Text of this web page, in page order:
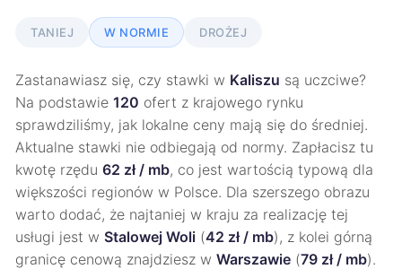
TANIEJ W NORMIE DROŻEJ
Zastanawiasz się, czy stawki w Kaliszu są uczciwe?
Na podstawie 120 ofert z krajowego rynku
sprawdziliśmy, jak lokalne ceny mają się do średniej.
Aktualne stawki nie odbiegają od normy. Zapłacisz tu
kwotę rzędu 62 zł / mb, co jest wartością typową dla
większości regionów w Polsce. Dla szerszego obrazu
warto dodać, że najtaniej w kraju za realizację tej
usługi jest w Stalowej Woli (42 zł / mb), z kolei górną
granicę cenową znajdziesz w Warszawie (79 zł / mb).